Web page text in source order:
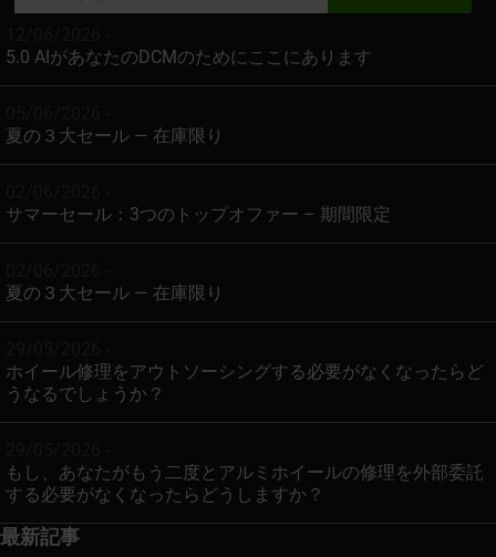
5.0 AIがあなたのDCMのためにここにあります
夏の３大セール — 在庫限り
サマーセール：3つのトップオファー – 期間限定
夏の３大セール — 在庫限り
ホイール修理をアウトソーシングする必要がなくなったらど
うなるでしょうか？
もし、あなたがもう二度とアルミホイールの修理を外部委託
する必要がなくなったらどうしますか？
最新記事